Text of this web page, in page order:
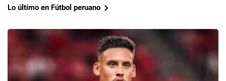
Lo último en Fútbol peruano